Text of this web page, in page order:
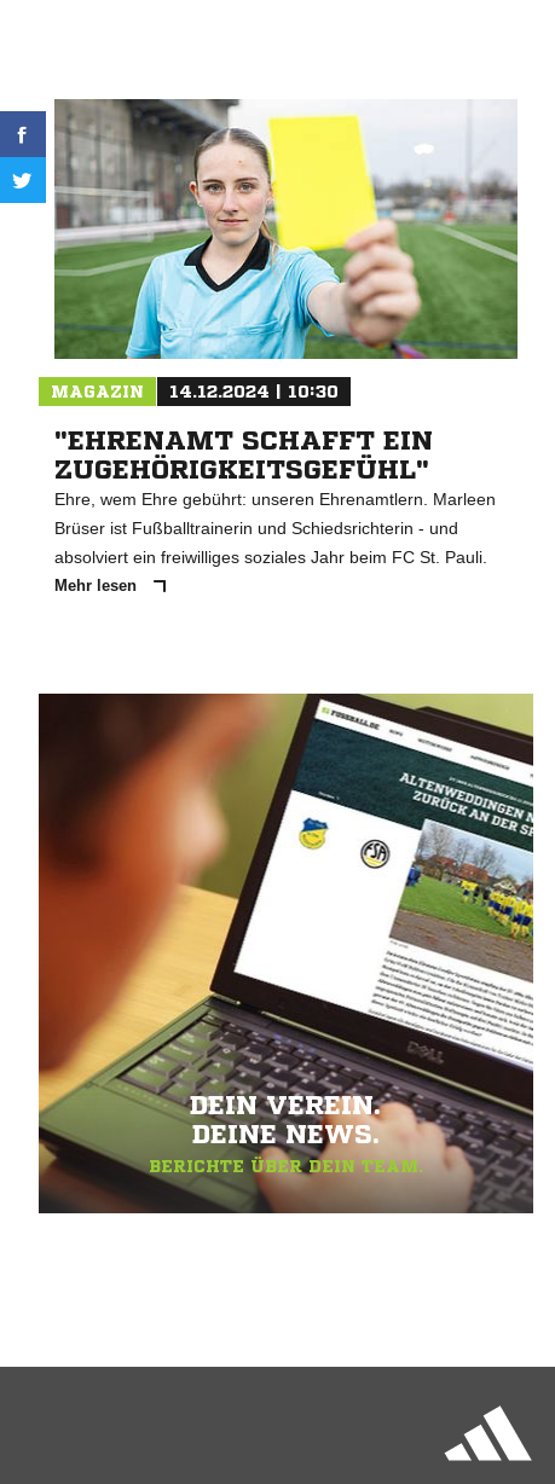
MAGAZIN 14.12.2024 | 10:30
"EHRENAMT SCHAFFT EIN
ZUGEHÖRIGKEITSGEFÜHL"
Ehre, wem Ehre gebührt: unseren Ehrenamtlern. Marleen
Brüser ist Fußballtrainerin und Schiedsrichterin - und
absolviert ein freiwilliges soziales Jahr beim FC St. Pauli.
Mehr lesen
DEIN VEREIN.
DEINE NEWS.
BERICHTE ÜBER DEIN TEAM.